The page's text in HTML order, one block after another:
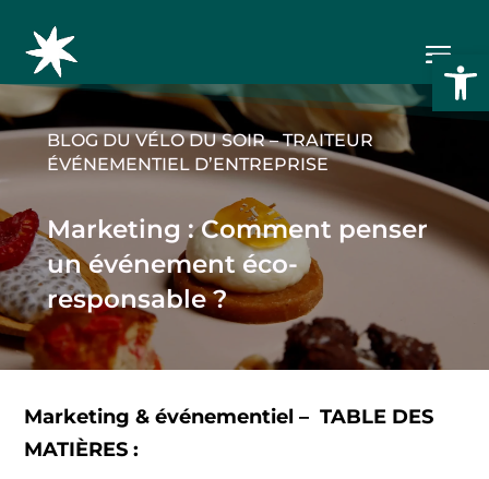
Ouvrir
BLOG DU VÉLO DU SOIR – TRAITEUR
ÉVÉNEMENTIEL D’ENTREPRISE
Marketing : Comment penser
un événement éco-
responsable ?
Dernière mise à jour 3.01.2024
Marketing & événementiel – TABLE DES
MATIÈRES :